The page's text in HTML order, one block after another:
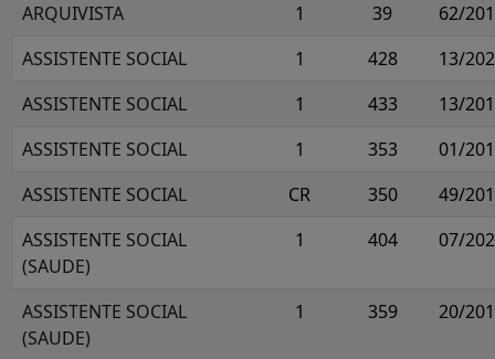
ARQUIVISTA
1 39
62/
ASSISTENTE SOCIAL
1 428
13/
ASSISTENTE SOCIAL
1 433
13/
ASSISTENTE SOCIAL
1 353
01/
ASSISTENTE SOCIAL
CR 350
49/
ASSISTENTE SOCIAL
(SAUDE)
1 404 07/
ASSISTENTE SOCIAL
(SAUDE)
1 359 20/